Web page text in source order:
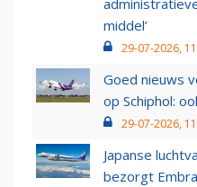
middel’
29-07-2026,
Goed nieuws
op Schiphol:
29-07-2026,
Japanse
bezorgt